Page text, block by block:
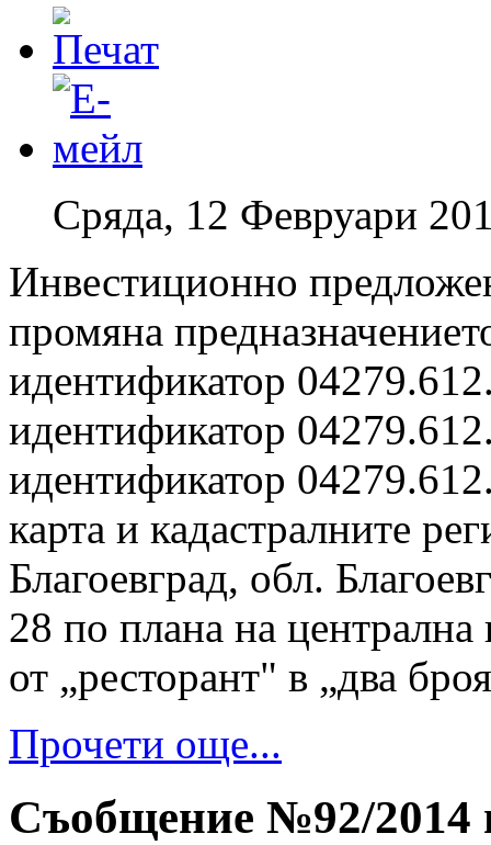
Сряда, 12 Февруари
Инвестиционно
промяна
идентификатор
идентификатор
идентификатор
карта и кадастралните
Благоевград, обл.
28 по плана на централна
от „ресторант" в „два
Прочети още...
Съобщение №92/2014